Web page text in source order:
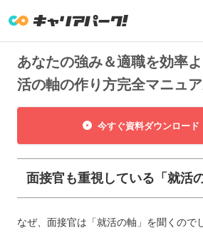
あなたの強み＆適職を効率
活の軸の作り方完全マニュ
今すぐ資料ダウンロード
面接官も重視している「就活の
なぜ、面接官は「就活の軸」を聞くので